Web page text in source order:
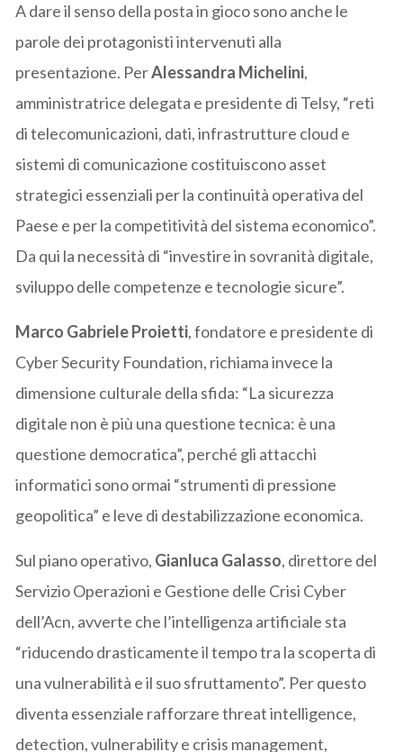
A dare il senso della posta in gioco sono anche le
parole dei protagonisti intervenuti alla
presentazione. PerAlessandra Michelini,
amministratrice delegata e presidente di Telsy, “reti
di telecomunicazioni, dati, infrastrutture cloud e
sistemi di comunicazione costituiscono asset
strategici essenziali per la continuità operativa del
Paese e per la competitività del sistema economico”.
Da qui la necessità di “investire in sovranità digitale,
sviluppo delle competenze e tecnologie sicure”.
Marco Gabriele Proietti, fondatore e presidente di
Cyber Security Foundation, richiama invece la
dimensione culturale della sfida: “La sicurezza
digitale non è più una questione tecnica: è una
questione democratica”, perché gli attacchi
informatici sono ormai “strumenti di pressione
geopolitica” e leve di destabilizzazione economica.
Sul piano operativo, Gianluca Galasso, direttore del
Servizio Operazioni e Gestione delle Crisi Cyber
dell’Acn, avverte che l’intelligenza artificiale sta
“riducendo drasticamente il tempo tra la scoperta di
una vulnerabilità e il suo sfruttamento”. Per questo
diventa essenziale rafforzare threat intelligence,
detection, vulnerability e crisis management,